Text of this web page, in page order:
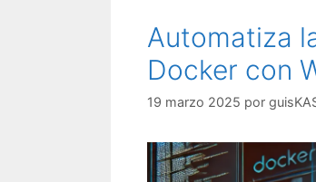
Automatiza
Docker con
19 marzo 2025 por